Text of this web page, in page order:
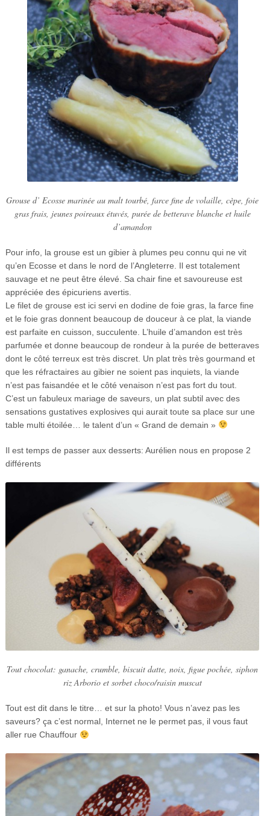
Grouse d’ Ecosse marinée au malt tourbé, farce fine de volaille, cèpe, foie
gras frais, jeunes poireaux étuvés, purée de betterave blanche et huile
d’amandon
Pour info, la grouse est un gibier à plumes peu connu qui ne vit
qu’en Ecosse et dans le nord de l’Angleterre. Il est totalement
sauvage et ne peut être élevé. Sa chair fine et savoureuse est
appréciée des épicuriens avertis.
Le filet de grouse est ici servi en dodine de foie gras, la farce fine
et le foie gras donnent beaucoup de douceur à ce plat, la viande
est parfaite en cuisson, succulente. L’huile d’amandon est très
parfumée et donne beaucoup de rondeur à la purée de betteraves
dont le côté terreux est très discret. Un plat très très gourmand et
que les réfractaires au gibier ne soient pas inquiets, la viande
n’est pas faisandée et le côté venaison n’est pas fort du tout.
C’est un fabuleux mariage de saveurs, un plat subtil avec des
sensations gustatives explosives qui aurait toute sa place sur une
table multi étoilée… le talent d’un « Grand de demain »
Il est temps de passer aux desserts: Aurélien nous en propose 2
différents
Tout chocolat: ganache, crumble, biscuit datte, noix, figue pochée, siphon
riz Arborio et sorbet choco/raisin muscat
Tout est dit dans le titre… et sur la photo! Vous n’avez pas les
saveurs? ça c’est normal, Internet ne le permet pas, il vous faut
aller rue Chauffour